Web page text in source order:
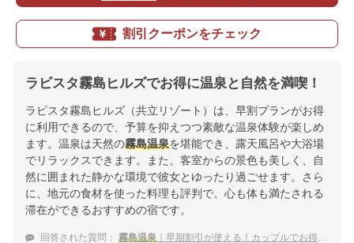
割引クーポンをチェック
ラビスタ霧島ヒルズでお得に温泉と自然を満喫！
ラビスタ霧島ヒルズ（共立リゾート）は、早割プランがお得
に利用できるので、予算を抑えつつ素敵な温泉体験が楽しめ
ます。温泉は天然の霧島温泉を堪能でき、露天風呂や大浴場
でリラックスできます。また、客室からの景色も美しく、自
然に囲まれた静かな環境で彼女とゆったり過ごせます。さら
に、地元の食材を使った料理も評判で、心も体も満たされる
滞在ができるおすすめの宿です。
回答された質問： 霧島温泉 ｜早期割引が使える！カップルでお得に泊まれる宿のおすすめは？